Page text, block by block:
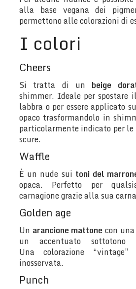
alla base vegana dei
permettono alle colorazioni di
I colori
Cheers
Si tratta di un beige
shimmer. Ideale per spostare
labbra o per essere applicato
opaco trasformandolo in
particolarmente indicato per le
scure.
Waffle
È un nude sui toni del
opaca. Perfetto per
carnagione grazie alla sua
Golden age
Un arancione mattonecon
un accentuato sottotono
Una colorazione
inosservata.
Punch